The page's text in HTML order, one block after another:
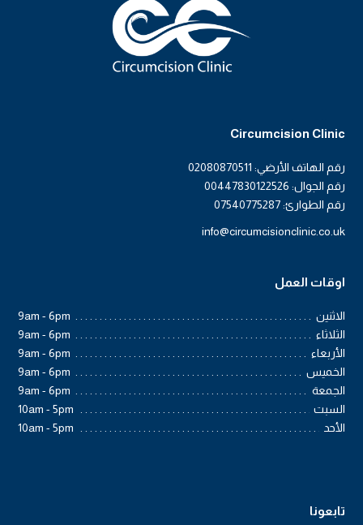
Circumcision Clinic
رقم الهاتف الأرضي: 02080870511
رقم الجوال: 00447830122526
رقم الطوارئ: 07540775287
info@circumcisionclinic.co.uk
اوقات العمل
الاثنين
9am - 6pm
الثلاثاء
9am - 6pm
الأربعاء
9am - 6pm
الخميس
9am - 6pm
الجمعة
9am - 6pm
السبت
10am - 5pm
الأحد
10am - 5pm
تابعونا